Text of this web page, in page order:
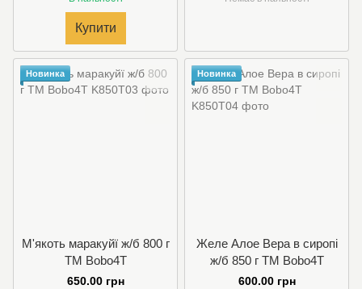
Купити
Новинка
М'якоть маракуйї ж/б 800 г
TM Bobo4T
650.00 грн
Новинка
Желе Алое Вера в сиропі
ж/б 850 г TM Bobo4T
600.00 грн